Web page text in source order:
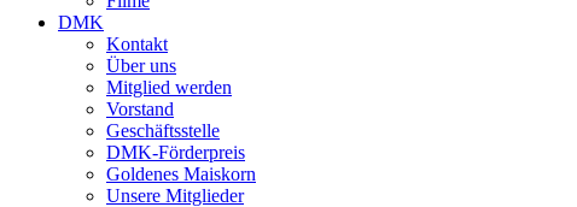
DMK
Kontakt
Über uns
Mitglied werden
Vorstand
Geschäftsstelle
DMK-Förderpreis
Goldenes Maiskorn
Unsere Mitglieder